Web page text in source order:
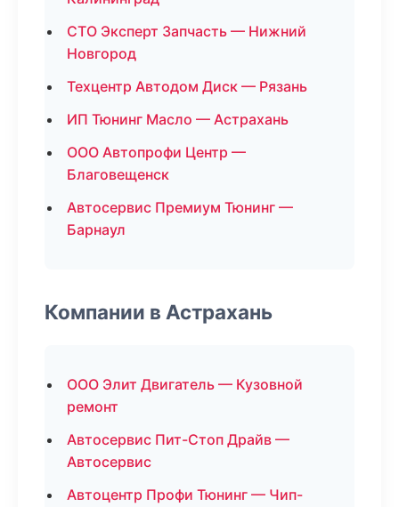
СТО Эксперт Запчасть — Нижний
Новгород
Техцентр Автодом Диск — Рязань
ИП Тюнинг Масло — Астрахань
ООО Автопрофи Центр —
Благовещенск
Автосервис Премиум Тюнинг —
Барнаул
Компании в Астрахань
ООО Элит Двигатель — Кузовной
ремонт
Автосервис Пит-Стоп Драйв —
Автосервис
Автоцентр Профи Тюнинг — Чип-